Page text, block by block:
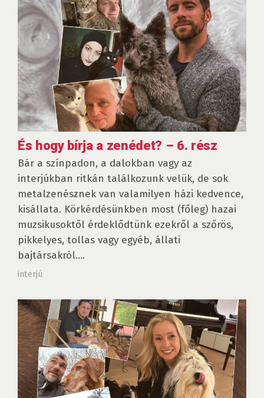
És hogy bírja a zenédet? – 6. rész
Bár a színpadon, a dalokban vagy az
interjúkban ritkán találkozunk velük, de sok
metalzenésznek van valamilyen házi kedvence,
kisállata. Körkérdésünkben most (főleg) hazai
muzsikusoktől érdeklődtünk ezekről a szőrös,
pikkelyes, tollas vagy egyéb, állati
bajtársakról....
interjú